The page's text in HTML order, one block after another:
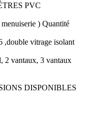
PVC
) Quantité
,double vitrage isolant
2 vantaux, 3 vantaux
DISPONIBLES